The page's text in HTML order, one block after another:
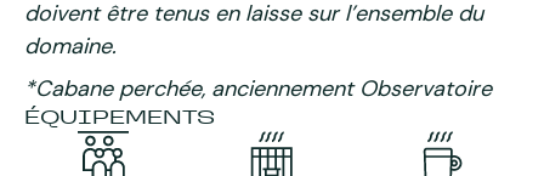
doivent être tenus en laisse sur l’ensemble du
domaine.
*Cabane perchée, anciennement Observatoire
ÉQUIPEMENTS